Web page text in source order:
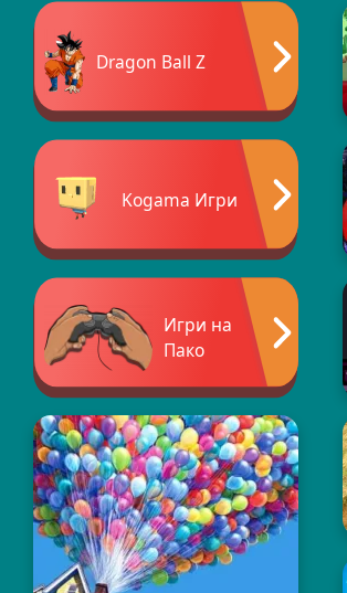
Dragon Ball Z
Kogama Игри
Игри на
Пако